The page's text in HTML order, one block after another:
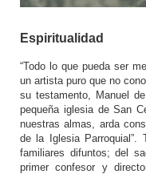
Espiritualidad
“Todo lo que pueda ser
un artista puro que no
su testamento, Manuel
pequeña iglesia de San
nuestras almas, arda
de la Iglesia
familiares difuntos; del
primer confesor y